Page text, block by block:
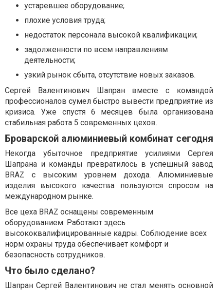
устаревшее оборудование;
плохие условия труда;
недостаток персонала высокой квалификации;
задолженности по всем направлениям
деятельности;
узкий рынок сбыта, отсутствие новых заказов.
Сергей Валентинович Шапран вместе с командой
профессионалов сумел быстро вывести предприятие из
кризиса. Уже спустя 6 месяцев была организована
стабильная работа 5 современных цехов.
Броварской алюминиевый комбинат сегодня
Некогда убыточное предприятие усилиями Сергея
Шапрана и команды превратилось в успешный завод
BRAZ с высоким уровнем дохода. Алюминиевые
изделия высокого качества пользуются спросом на
международном рынке.
Все цеха BRAZ оснащены современным
оборудованием. Работают здесь
высококвалифицированные кадры. Соблюдение всех
норм охраны труда обеспечивает комфорт и
безопасность сотрудников.
Что было сделано?
Шапран Сергей Валентинович не стал менять основной